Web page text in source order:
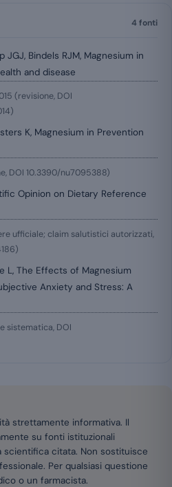
4 fonti
JGJ, Bindels RJM, Magnesium in
and disease
(revisione, DOI
K, Magnesium in Prevention
DOI 10.3390/nu7095388)
Opinion on Dietary Reference
ufficiale; claim salutistici autorizzati,
L, The Effects of Magnesium
Anxiety and Stress: A
sistematica, DOI
strettamente informativa. Il
su fonti istituzionali
scientifica citata. Non sostituisce
Per qualsiasi questione
o un farmacista.